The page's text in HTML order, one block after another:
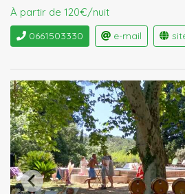
À partir de 120€/nuit
0661503330 e-mail